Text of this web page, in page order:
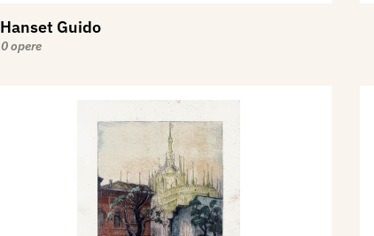
Hanset Guido
0 opere